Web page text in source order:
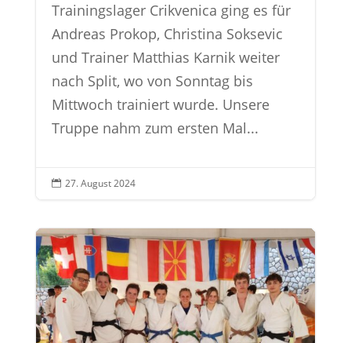
Trainingslager Crikvenica ging es für
Andreas Prokop, Christina Soksevic
und Trainer Matthias Karnik weiter
nach Split, wo von Sonntag bis
Mittwoch trainiert wurde. Unsere
Truppe nahm zum ersten Mal...
 27. August 2024